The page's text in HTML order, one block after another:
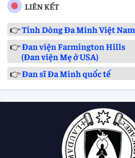
LIÊN KẾT
👉Tỉnh Dòng Đa Minh Việt Nam
👉Đan viện Farmington Hills
(Đan viện Mẹ ở USA)
👉Đan sĩ Đa Minh quốc tế